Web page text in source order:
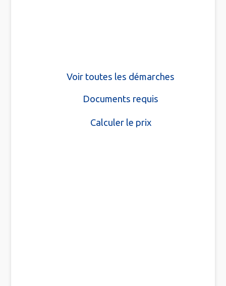
Voir toutes les démarches
Documents requis
Calculer le prix